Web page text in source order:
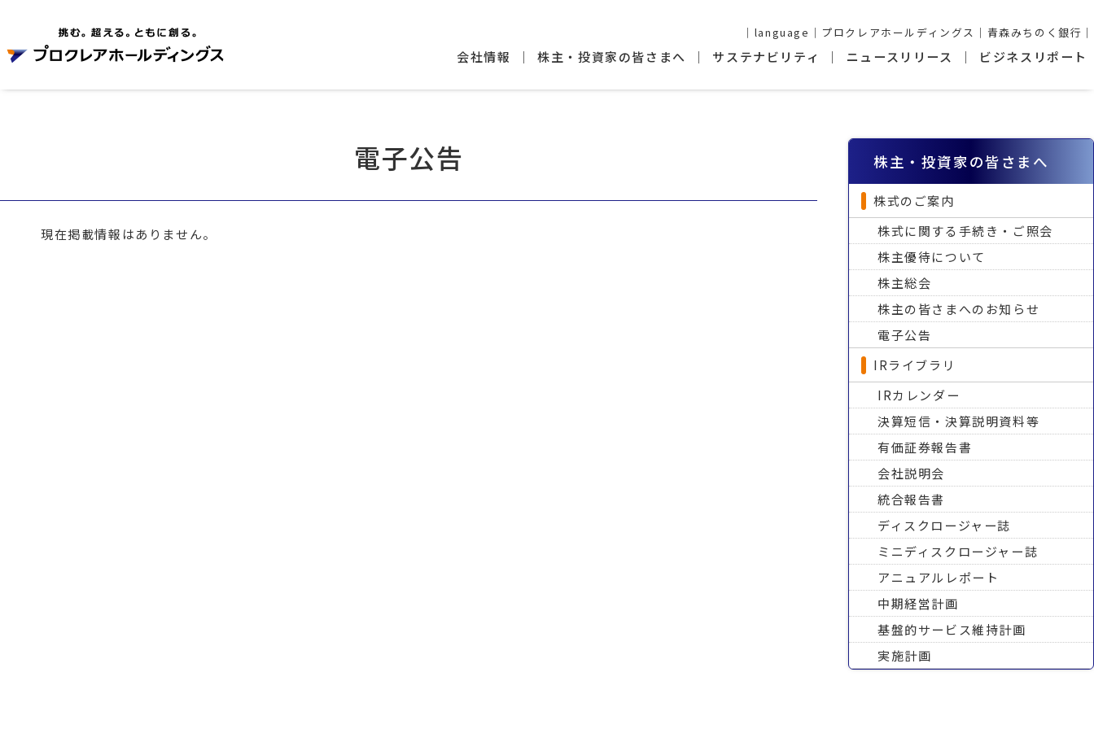
language プロクレアホールディングス 青森みちのく銀行
会社情報 株主・投資家の皆さまへ サステナビリティ ニュースリリース ビジネスリポート
電子公告
現在掲載情報はありません。
株主・投資家の皆さまへ
株式のご案内
株式に関する手続き・ご照会
株主優待について
株主総会
株主の皆さまへのお知らせ
電子公告
IRライブラリ
IRカレンダー
決算短信・決算説明資料等
有価証券報告書
会社説明会
統合報告書
ディスクロージャー誌
ミニディスクロージャー誌
アニュアルレポート
中期経営計画
基盤的サービス維持計画
実施計画